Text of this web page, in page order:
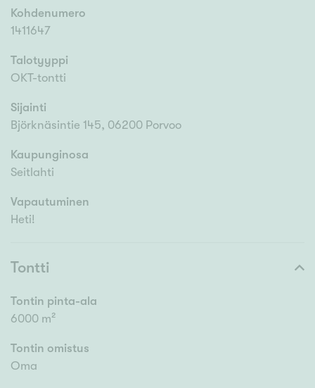
Kohdenumero
1411647
Talotyyppi
OKT-tontti
Sijainti
Björknäsintie 145, 06200 Porvoo
Kaupunginosa
Seitlahti
Vapautuminen
Heti!
Tontti
Tontin pinta-ala
6000 m²
Tontin omistus
Oma